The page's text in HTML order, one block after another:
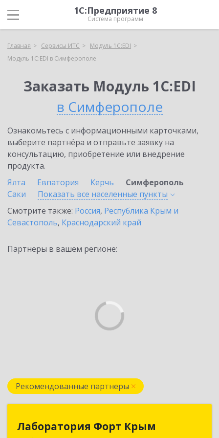
1С:Предприятие 8
Система программ
Главная Сервисы ИТС
Модуль 1C:EDI
Модуль 1C:EDI в Симферополе
Заказать Модуль 1C:EDI
в Симферополе
Ознакомьтесь с информационными карточками,
выберите партнёра и отправьте заявку на
консультацию, приобретение или внедрение
продукта.
Ялта
Евпатория Керчь
Симферополь
Саки
Показать все населенные пункты
Смотрите также: Россия, Республика Крым и
Севастополь, Краснодарский край
Партнеры в вашем регионе:
Рекомендованные партнеры
Лаборатория Форт Крым